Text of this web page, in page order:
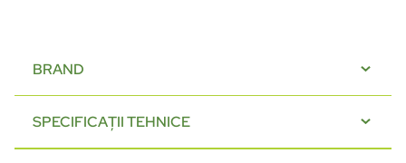
BRAND
SPECIFICAȚII TEHNICE